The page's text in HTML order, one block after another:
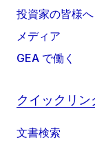
投資家の皆様へ
メディア
GEA で働く
クイックリン
文書検索